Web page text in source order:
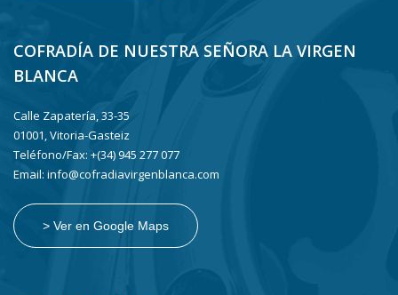
COFRADÍA DE NUESTRA SEÑORA LA VIRGEN
BLANCA
Calle Zapatería, 33-35
01001, Vitoria-Gasteiz
Teléfono/Fax: +(34) 945 277 077
Email: info@cofradiavirgenblanca.com
> Ver en Google Maps